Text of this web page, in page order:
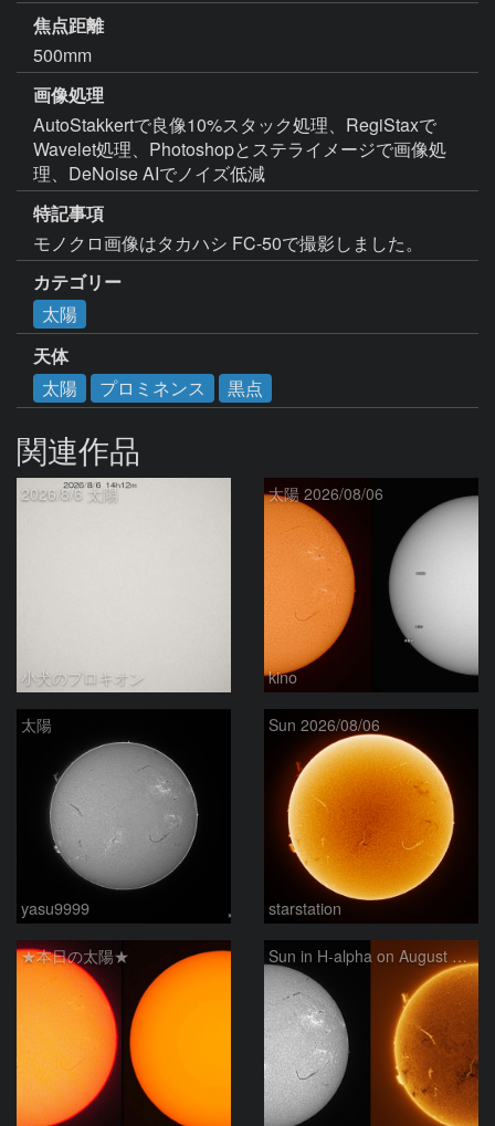
焦点距離
500mm
画像処理
AutoStakkertで良像10%スタック処理、RegiStaxで
Wavelet処理、Photoshopとステライメージで画像処
理、DeNoise AIでノイズ低減
特記事項
モノクロ画像はタカハシ FC-50で撮影しました。
カテゴリー
太陽
天体
太陽
プロミネンス 黒点
関連作品
2026/8/6 太陽
小犬のプロキオン
太陽 2026/08/06
kino
太陽
yasu9999
Sun 2026/08/06
starstation
★本日の太陽★ Sun in H-alpha on August 6, 2026